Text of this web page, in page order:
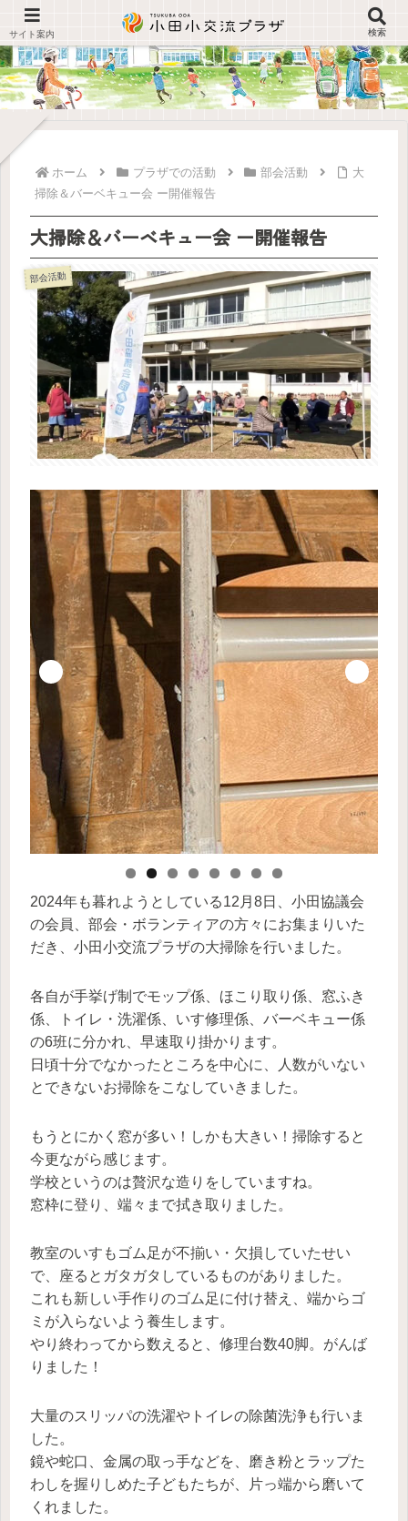
ホーム プラザでの活動 部会活動
大
掃除＆バーベキュー会 ー開催報告
大掃除＆バーベキュー会 ー開催報告
部会活動
2024年も暮れようとしている12月8日、小田協議会
の会員、部会・ボランティアの方々にお集まりいた
だき、小田小交流プラザの大掃除を行いました。
各自が手挙げ制でモップ係、ほこり取り係、窓ふき
係、トイレ・洗濯係、いす修理係、バーベキュー係
の6班に分かれ、早速取り掛かります。
日頃十分でなかったところを中心に、人数がいない
とできないお掃除をこなしていきました。
もうとにかく窓が多い！しかも大きい！掃除すると
今更ながら感じます。
学校というのは贅沢な造りをしていますね。
窓枠に登り、端々まで拭き取りました。
教室のいすもゴム足が不揃い・欠損していたせい
で、座るとガタガタしているものがありました。
これも新しい手作りのゴム足に付け替え、端からゴ
ミが入らないよう養生します。
やり終わってから数えると、修理台数40脚。がんば
りました！
大量のスリッパの洗濯やトイレの除菌洗浄も行いま
した。
鏡や蛇口、金属の取っ手などを、磨き粉とラップた
わしを握りしめた子どもたちが、片っ端から磨いて
くれました。
検索